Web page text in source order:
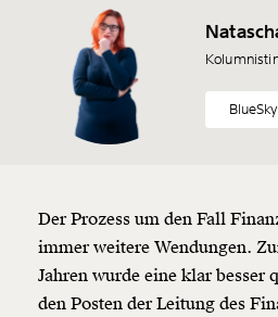
BlueSky
Der Prozess um den Fall
immer weitere Wendungen.
Jahren wurde eine klar
den Posten der Leitung des